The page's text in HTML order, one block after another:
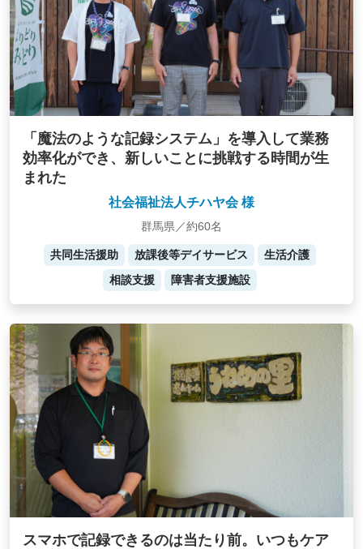
「魔法のような記録システム」を導入して業務
効率化ができ、新しいことに挑戦する時間が生
まれた
社会福祉法人チハヤ会 様
群馬県／約60名
共同生活援助 放課後等デイサービス
生活介護
相談支援
障害者支援施設
スマホで記録できるのは当たり前。いつもケア